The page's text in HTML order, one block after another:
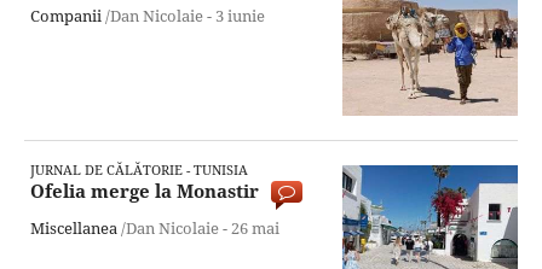
Companii/Dan Nicolaie - 3 iunie
JURNAL DE CĂLĂTORIE - TUNISIA
Ofelia merge la Monastir
Miscellanea/Dan Nicolaie -26 mai